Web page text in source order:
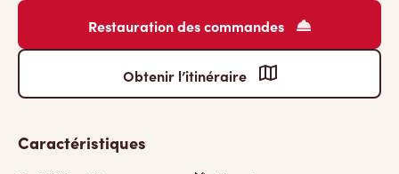
Restauration des commandes
Obtenir l’itinéraire
Caractéristiques